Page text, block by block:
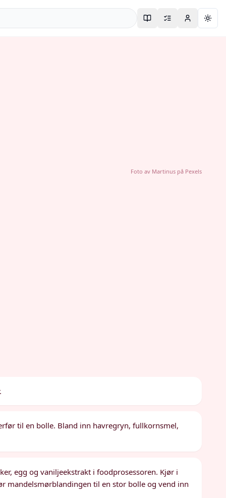
Foto av Martinuspå Pexels
til en bolle. Bland inn havregryn, fullkornsmel,
egg og vaniljeekstrakt i foodprosessoren. Kjør i
mandelsmørblandingen til en stor bolle og vend inn